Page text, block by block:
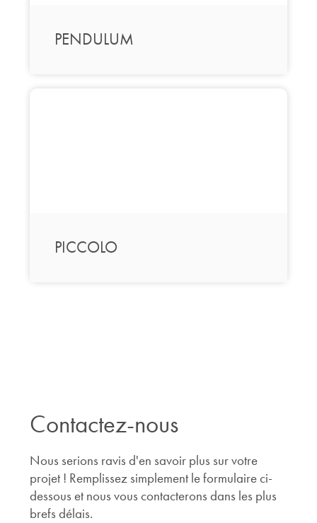
PENDULUM
PICCOLO
Contactez-nous
Nous serions ravis d'en savoir plus sur votre
projet ! Remplissez simplement le formulaire ci-
dessous et nous vous contacterons dans les plus
brefs délais.